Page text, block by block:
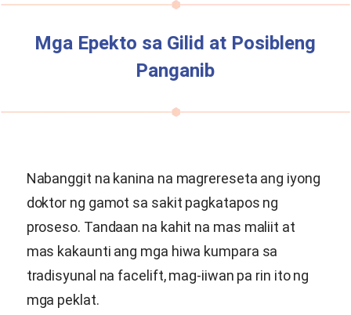
Mga Epekto sa Gilid at Posibleng
Panganib
Nabanggit na kanina na magrereseta ang iyong
doktor ng gamot sa sakit pagkatapos ng
proseso. Tandaan na kahit na mas maliit at
mas kakaunti ang mga hiwa kumpara sa
tradisyunal na facelift, mag-iiwan pa rin ito ng
mga peklat.